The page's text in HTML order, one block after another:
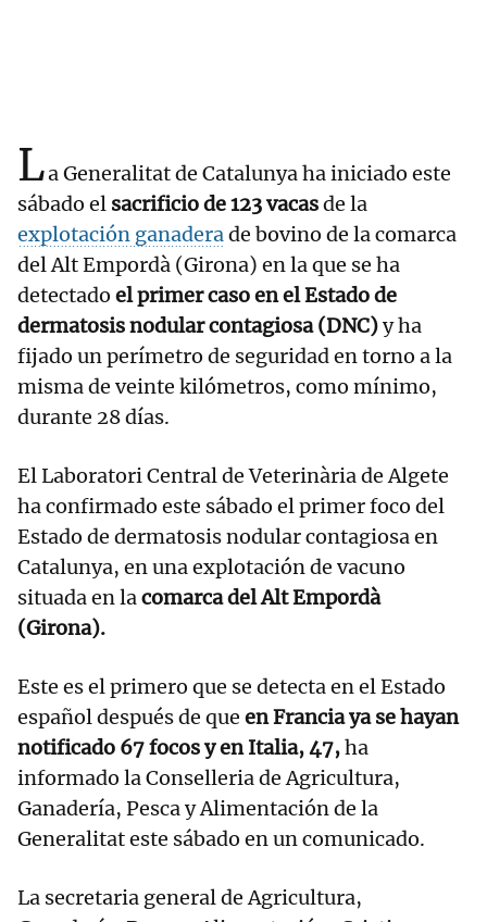
La Generalitat de Catalunya ha iniciado este
sábado el sacrificio de 123 vacasde la
explotación ganaderade bovino de la comarca
del Alt Empordà (Girona) en la que se ha
detectado el primer caso en el Estado de
dermatosis nodular contagiosa (DNC)y ha
fijado un perímetro de seguridad en torno a la
misma de veinte kilómetros, como mínimo,
durante 28 días.
El Laboratori Central de Veterinària de Algete
ha confirmado este sábado el primer foco del
Estado de dermatosis nodular contagiosa en
Catalunya, en una explotación de vacuno
situada en lacomarca del Alt Empordà
(Girona).
Este es el primero que se detecta en el Estado
español después de que en Francia ya se hayan
notificado 67 focos y en Italia, 47,ha
informado la Conselleria de Agricultura,
Ganadería, Pesca y Alimentación de la
Generalitat este sábado en un comunicado.
La secretaria general de Agricultura,